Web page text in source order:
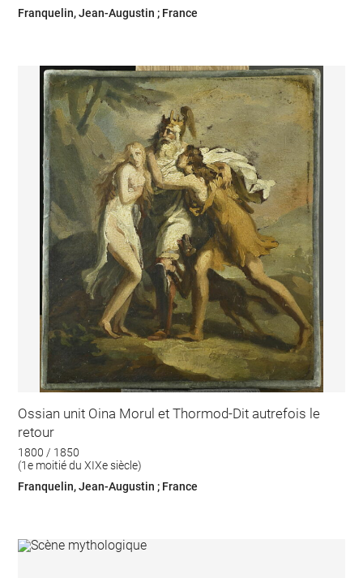
Franquelin, Jean-Augustin ; France
Ossian unit Oina Morul et Thormod-Dit autrefois le
retour
1800 / 1850
(1e moitié du XIXe siècle)
Franquelin, Jean-Augustin ; France